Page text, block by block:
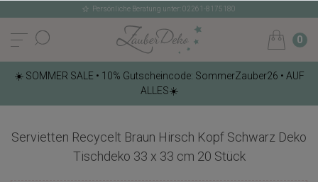
Persönliche Beratung unter: 02261-8175180
0
☀️ SOMMER SALE • 10% Gutscheincode: SommerZauber26 • AUF
ALLES☀️
Servietten Recycelt Braun Hirsch Kopf Schwarz Deko
Tischdeko 33 x 33 cm 20 Stück